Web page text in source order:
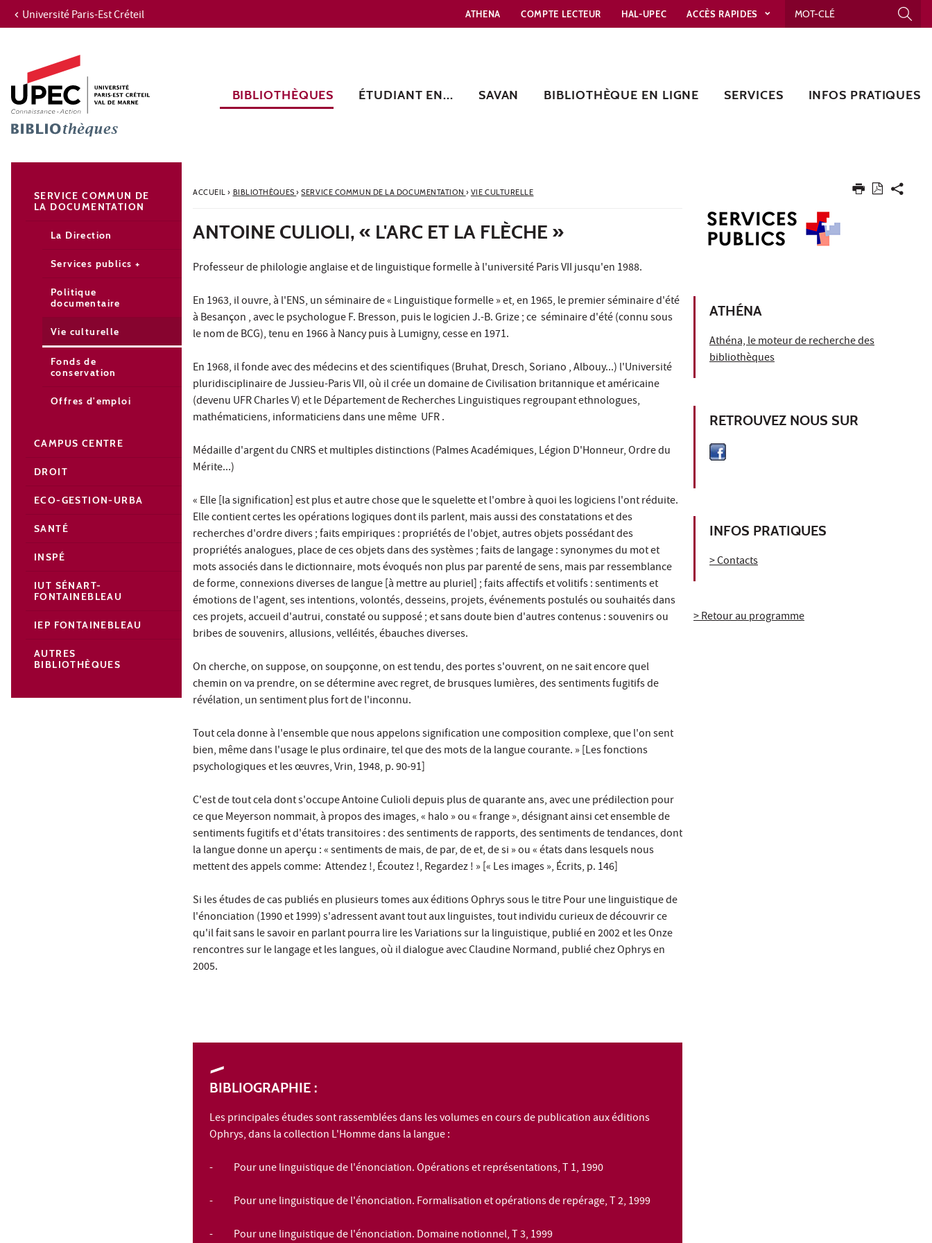
Aller au contenu
Recherche
Navigation secondaire
Université Paris-Est Créteil ATHENA COMPTE LECTEUR HAL-UPEC ACCÈS RAPIDES
BIBLIOTHÈQUES ÉTUDIANT EN... SAVAN BIBLIOTHÈQUE EN LIGNE SERVICES INFOS PRATIQUES
ACCUEIL› BIBLIOTHÈQUES› SERVICE COMMUN DE LA DOCUMENTATION › VIE CULTURELLE
ANTOINE CULIOLI, « L'ARC ET LA FLÈCHE »
Professeur de philologie anglaise et de linguistique formelle à l'université Paris VII jusqu'en 1988.
En 1963, il ouvre, à l'ENS, un séminaire de « Linguistique formelle » et, en 1965, le premier séminaire d'été
à Besançon , avec le psychologue F. Bresson, puis le logicien J.-B. Grize ; ce séminaire d'été (connu sous
le nom de BCG), tenu en 1966 à Nancy puis à Lumigny, cesse en 1971.
En 1968, il fonde avec des médecins et des scientifiques (Bruhat, Dresch, Soriano , Albouy...) l'Université
pluridisciplinaire de Jussieu-Paris VII, où il crée un domaine de Civilisation britannique et américaine
(devenu UFR Charles V) et le Département de Recherches Linguistiques regroupant ethnologues,
mathématiciens, informaticiens dans une même UFR .
Médaille d'argent du CNRS et multiples distinctions (Palmes Académiques, Légion D'Honneur, Ordre du
Mérite...)
« Elle [la signification] est plus et autre chose que le squelette et l'ombre à quoi les logiciens l'ont réduite.
Elle contient certes les opérations logiques dont ils parlent, mais aussi des constatations et des
recherches d'ordre divers ; faits empiriques : propriétés de l'objet, autres objets possédant des
propriétés analogues, place de ces objets dans des systèmes ; faits de langage : synonymes du mot et
mots associés dans le dictionnaire, mots évoqués non plus par parenté de sens, mais par ressemblance
de forme, connexions diverses de langue [à mettre au pluriel] ; faits affectifs et volitifs : sentiments et
émotions de l'agent, ses intentions, volontés, desseins, projets, événements postulés ou souhaités dans
ces projets, accueil d'autrui, constaté ou supposé ; et sans doute bien d'autres contenus : souvenirs ou
bribes de souvenirs, allusions, velléités, ébauches diverses.
On cherche, on suppose, on soupçonne, on est tendu, des portes s'ouvrent, on ne sait encore quel
chemin on va prendre, on se détermine avec regret, de brusques lumières, des sentiments fugitifs de
révélation, un sentiment plus fort de l'inconnu.
Tout cela donne à l'ensemble que nous appelons signification une composition complexe, que l'on sent
bien, même dans l'usage le plus ordinaire, tel que des mots de la langue courante. » [Les fonctions
psychologiques et les œuvres, Vrin, 1948, p. 90-91]
C'est de tout cela dont s'occupe Antoine Culioli depuis plus de quarante ans, avec une prédilection pour
ce que Meyerson nommait, à propos des images, « halo » ou « frange », désignant ainsi cet ensemble de
sentiments fugitifs et d'états transitoires : des sentiments de rapports, des sentiments de tendances, dont
la langue donne un aperçu : « sentiments de mais, de par, de et, de si » ou « états dans lesquels nous
mettent des appels comme: Attendez !, Écoutez !, Regardez ! » [« Les images », Écrits, p. 146]
Si les études de cas publiés en plusieurs tomes aux éditions Ophrys sous le titre Pour une linguistique de
l'énonciation (1990 et 1999) s'adressent avant tout aux linguistes, tout individu curieux de découvrir ce
qu'il fait sans le savoir en parlant pourra lire les Variations sur la linguistique, publié en 2002 et les Onze
rencontres sur le langage et les langues, où il dialogue avec Claudine Normand, publié chez Ophrys en
2005.
BIBLIOGRAPHIE :
Les principales études sont rassemblées dans les volumes en cours de publication aux éditions
Ophrys, dans la collection L'Homme dans la langue :
- Pour une linguistique de l'énonciation. Opérations et représentations, T 1, 1990
- Pour une linguistique de l'énonciation. Formalisation et opérations de repérage, T 2, 1999
- Pour une linguistique de l'énonciation. Domaine notionnel, T 3, 1999
ATHÉNA
Athéna, le moteur de recherche des
bibliothèques
RETROUVEZ NOUS SUR
INFOS PRATIQUES
> Contacts
> Retour au programme
SERVICE COMMUN DE
LA DOCUMENTATION
La Direction
Services publics +
Politique
documentaire
Vie culturelle
Fonds de
conservation
Offres d'emploi
CAMPUS CENTRE
DROIT
ECO-GESTION-URBA
SANTÉ
INSPÉ
IUT SÉNART-
FONTAINEBLEAU
IEP FONTAINEBLEAU
AUTRES
BIBLIOTHÈQUES